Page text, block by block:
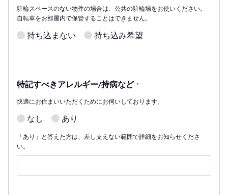
駐輪スペースのない物件の場合は、公共の駐輪場をお使いください。
自転車をお部屋内で保管することはできません。
持ち込まない 持ち込み希望
特記すべきアレルギー/持病など *
快適にお住まいいただくためにお伺いしております。
なし あり
「あり」と答えた方は、差し支えない範囲で詳細をお知らせくださ
い。